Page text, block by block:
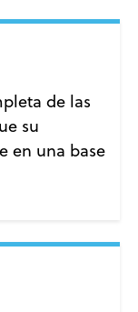
de las
su
en una base